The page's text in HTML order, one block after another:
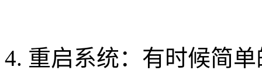
4. 重启系统：有时候简